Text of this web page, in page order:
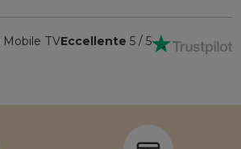
Mobile TVEccellente 5 / 5